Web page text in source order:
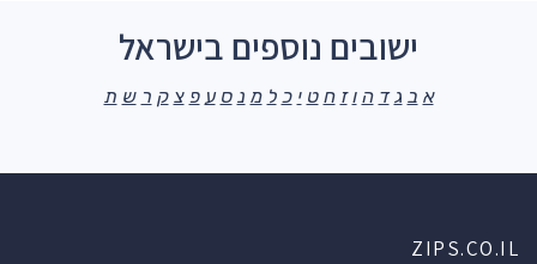
ישובים נוספים בישראל
א ב ג ד ה ו ז ח ט י כ ל מ נ ס ע פ צ ק ר ש ת
ZIPS.CO.IL